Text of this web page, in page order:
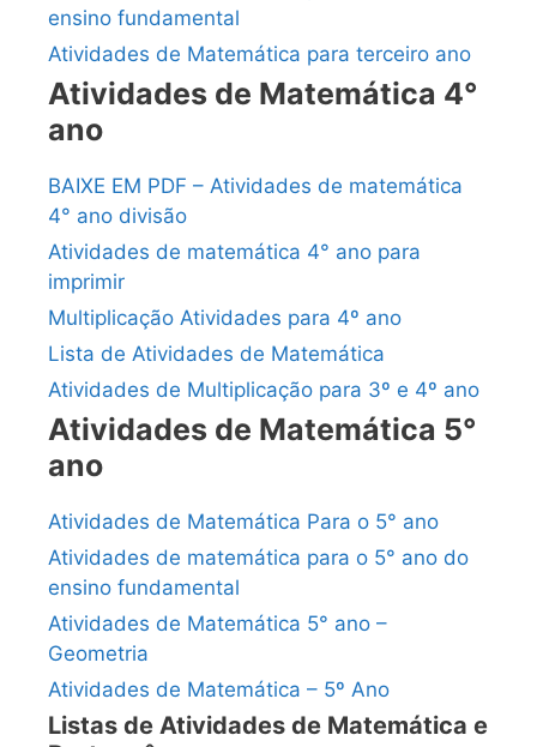
ensino fundamental
Atividades de Matemática para terceiro ano
Atividades de Matemática 4°
ano
BAIXE EM PDF – Atividades de matemática
4° ano divisão
Atividades de matemática 4° ano para
imprimir
Multiplicação Atividades para 4º ano
Lista de Atividades de Matemática
Atividades de Multiplicação para 3º e 4º ano
Atividades de Matemática 5°
ano
Atividades de Matemática Para o 5° ano
Atividades de matemática para o 5° ano do
ensino fundamental
Atividades de Matemática 5° ano –
Geometria
Atividades de Matemática – 5º Ano
Listas de Atividades de Matemática e